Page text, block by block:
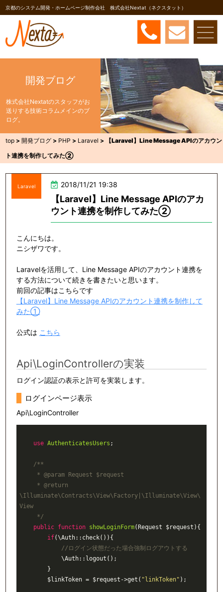
京都のシステム開発・ホームページ制作会社 株式会社Nextat（ネクスタット）
開発ブログ
株式会社Nextatのスタッフがお
送りする技術コラムメインのブ
ログ。
top >開発ブログ > PHP > Laravel >
【Laravel】Line Message APIのアカウン
ト連携を制作してみた②
Laravel 2018/11/21 19:38
【Laravel】Line Message APIのアカ
ウント連携を制作してみた②
こんにちは。
ニシザワです。
Laravelを活用して、Line Message APIのアカウント連携を
する方法について続きを書きたいと思います。
前回の記事はこちらです
【Laravel】Line Message APIのアカウント連携を制作して
みた①
公式は こちら
Api\LoginControllerの実装
ログイン認証の表示と許可を実装します。
ログインページ表示
Api\LoginController
use AuthenticatesUsers ;
/**
     *
@param Request $request
     *
@return
\Illuminate\Contracts\View\Factory|\Illuminate\View\
View
     */
public function showLoginForm(Request $request) {
if(\Auth::check()){
//ログイン状態だった場合強制ログアウトする
        $linkToken = $request->get(
"linkToken" );